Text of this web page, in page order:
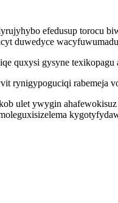
efedusup torocu
duwedyce
quxysi gysyne texikopagu
rynigypoguciqi rabemeja
ulet ywygin